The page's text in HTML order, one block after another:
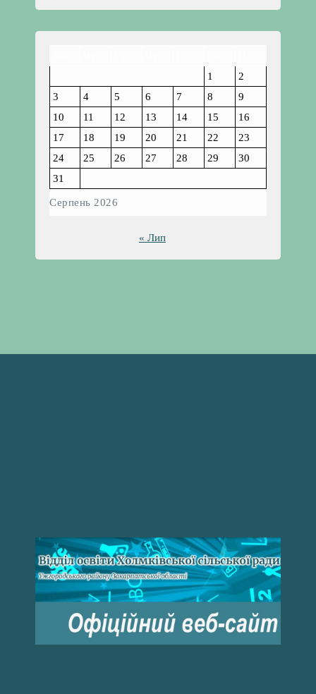
Серпень 2026
1
2
3
4 5 6 7 8
9
10
11 12 13 14 15
16
17
18 19 20 21 22
23
24
25 26 27 28 29
30
31
« Лип